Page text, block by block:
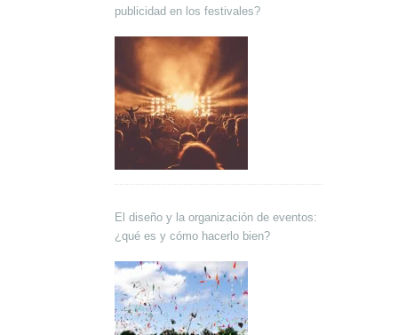
publicidad en los festivales?
El diseño y la organización de eventos:
¿qué es y cómo hacerlo bien?